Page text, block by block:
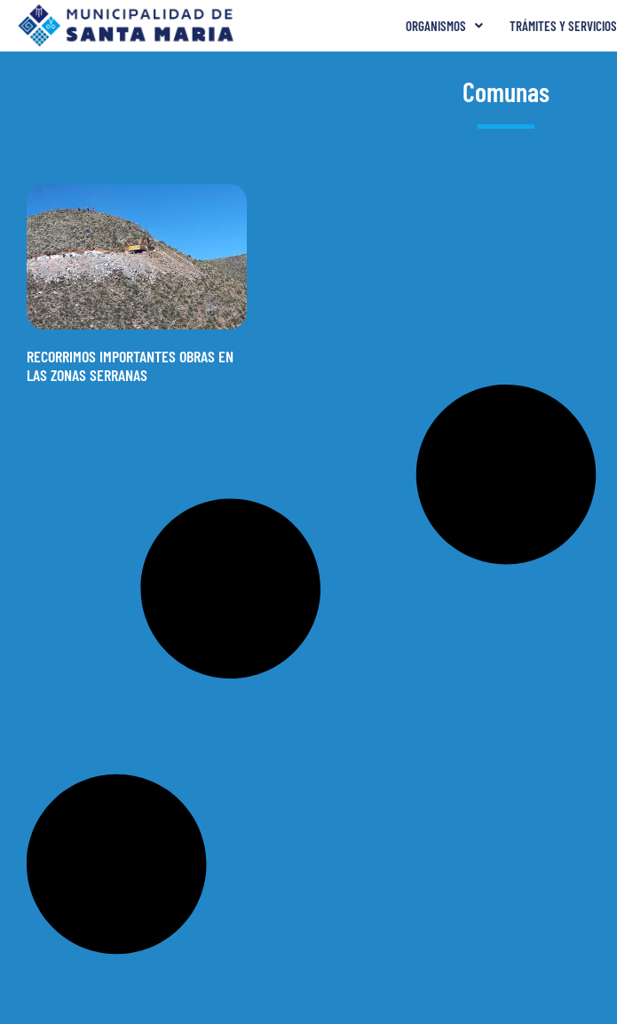
ORGANISMOS TRÁMITES Y SERVICIOS
Comunas
RECORRIMOS IMPORTANTES OBRAS EN
LAS ZONAS SERRANAS